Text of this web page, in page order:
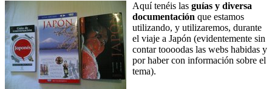
Aquí tenéis las guías y diversa
documentación que estamos
utilizando, y utilizaremos, durante
el viaje a Japón (evidentemente sin
contar toooodas las webs habidas y
por haber con información sobre el
tema).